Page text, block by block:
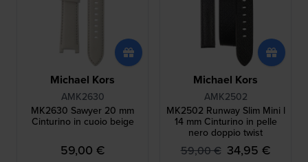
Michael Kors
AMK2630
MK2630 Sawyer 20 mm
Cinturino in cuoio beige
59,00 €
Michael Kors
AMK2502
MK2502 Runway Slim Mini l
14 mm Cinturino in pelle
nero doppio twist
59,00 € 34,95 €